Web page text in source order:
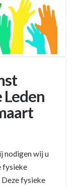
Leden
nodigen wij u
fysieke
fysieke